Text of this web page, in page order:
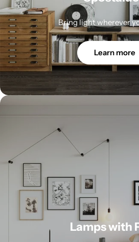
Bring light wherever
Learn more
Lamps with